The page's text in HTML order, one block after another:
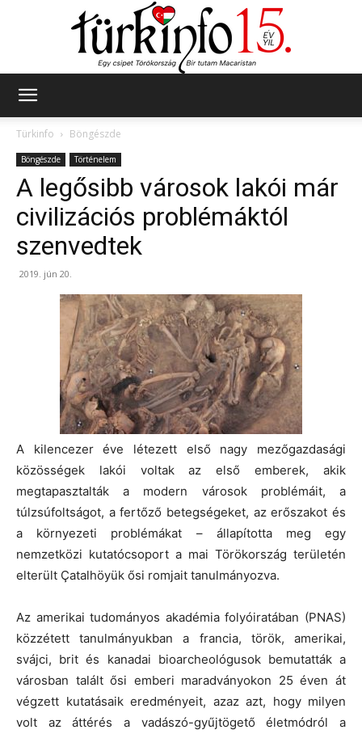
Türkinfo
Böngészde
Böngészde Történelem
A legősibb városok lakói már
civilizációs problémáktól
szenvedtek
2019. jún 20.
A kilencezer éve létezett első nagy mezőgazdasági
közösségek lakói voltak az első emberek, akik
megtapasztalták a modern városok problémáit, a
túlzsúfoltságot, a fertőző betegségeket, az erőszakot és
a környezeti problémákat – állapította meg egy
nemzetközi kutatócsoport a mai Törökország területén
elterült Çatalhöyük ősi romjait tanulmányozva.
Az amerikai tudományos akadémia folyóiratában (PNAS)
közzétett tanulmányukban a francia, török, amerikai,
svájci, brit és kanadai bioarcheológusok bemutatták a
városban talált ősi emberi maradványokon 25 éven át
végzett kutatásaik eredményeit, azaz azt, hogy milyen
volt az áttérés a vadászó-gyűjtögető életmódról a